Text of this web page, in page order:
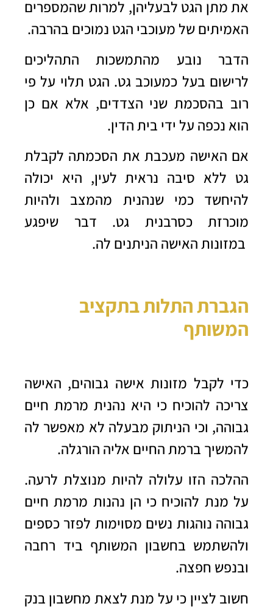
את מתן הגט לבעליהן, למרות שהמספרים
האמיתים של מעוכבי הגט נמוכים בהרבה.
הדבר נובע מהתמשכות התהליכים
לרישום בעל כמעוכב גט. הגט תלוי על פי
רוב בהסכמת שני הצדדים, אלא אם כן
הוא נכפה על ידי בית הדין.
אם האישה מעכבת את הסכמתה לקבלת
גט ללא סיבה נראית לעין, היא יכולה
להיחשד כמי שנהנית מהמצב ולהיות
מוכרזת כסרבנית גט. דבר שיפגע
במזונות האישה הניתנים לה.
הגברת התלות בתקציב
המשותף
כדי לקבל מזונות אישה גבוהים, האישה
צריכה להוכיח כי היא נהנית מרמת חיים
גבוהה, וכי הניתוק מבעלה לא מאפשר לה
להמשיך ברמת החיים אליה הורגלה.
ההלכה הזו עלולה להיות מנוצלת לרעה.
על מנת להוכיח כי הן נהנות מרמת חיים
גבוהה נוהגות נשים מסוימות לפזר כספים
ולהשתמש בחשבון המשותף ביד רחבה
ובנפש חפצה.
חשוב לציין כי על מנת לצאת מחשבון בנק